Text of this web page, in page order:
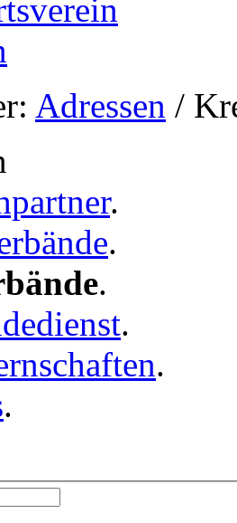
Adressen /
.
.
.
.
.
.